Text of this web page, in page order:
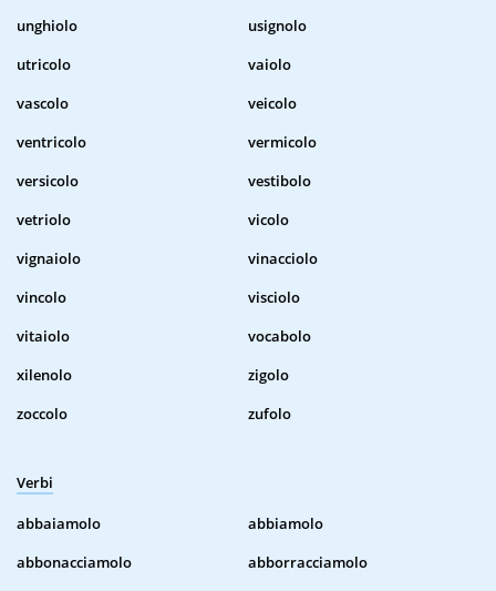
unghiolo
usignolo
utricolo
vaiolo
vascolo
veicolo
ventricolo
vermicolo
versicolo
vestibolo
vetriolo
vicolo
vignaiolo
vinacciolo
vincolo
visciolo
vitaiolo
vocabolo
xilenolo
zigolo
zoccolo
zufolo
Verbi
abbaiamolo
abbiamolo
abbonacciamolo
abborracciamolo